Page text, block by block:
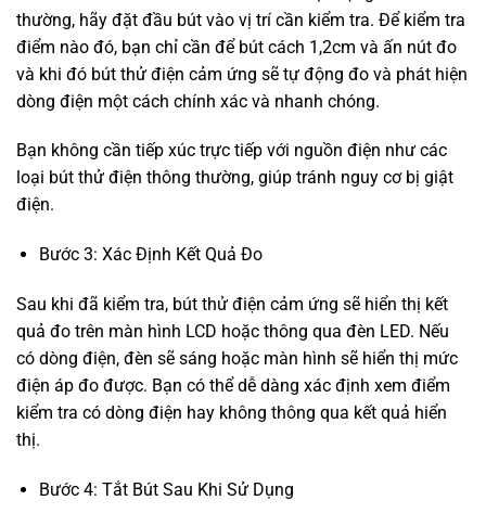
thường, hãy đặt đầu bút vào vị trí cần kiểm tra. Để kiểm tra
điểm nào đó, bạn chỉ cần để bút cách 1,2cm và ấn nút đo
và khi đó bút thử điện cảm ứng sẽ tự động đo và phát hiện
dòng điện một cách chính xác và nhanh chóng.
Bạn không cần tiếp xúc trực tiếp với nguồn điện như các
loại bút thử điện thông thường, giúp tránh nguy cơ bị giật
điện.
Bước 3: Xác Định Kết Quả Đo
Sau khi đã kiểm tra, bút thử điện cảm ứng sẽ hiển thị kết
quả đo trên màn hình LCD hoặc thông qua đèn LED. Nếu
có dòng điện, đèn sẽ sáng hoặc màn hình sẽ hiển thị mức
điện áp đo được. Bạn có thể dễ dàng xác định xem điểm
kiểm tra có dòng điện hay không thông qua kết quả hiển
thị.
Bước 4: Tắt Bút Sau Khi Sử Dụng